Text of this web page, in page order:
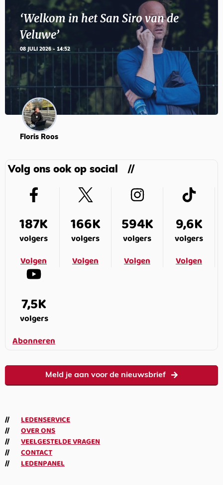
‘Welkom in het San Siro van de
Veluwe’
08 JULI 2026 - 14:52
Floris Roos
Volg ons ook op social
187K
volgers
Volgen
166K
volgers
Volgen
594K
volgers
Volgen
9,6K
volgers
Volgen
7,5K
volgers
Abonneren
Meld je aan voor de nieuwsbrief
LEDENSERVICE
OVER ONS
VEELGESTELDE VRAGEN
CONTACT
LEDENPANEL